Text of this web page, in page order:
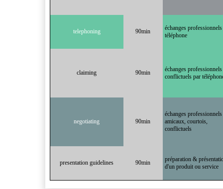
telephoning 90min
échanges
téléphone
claiming 90min
échanges professionnels
conflictuels par
negotiating 90min
échanges professionnels
amicaux, courtois,
conflictuels
presentation guidelines 90min
préparation &
d'un produit ou service